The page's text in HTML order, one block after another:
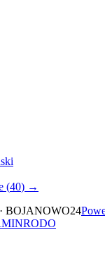
(40) →
BOJANOWO24
RODO